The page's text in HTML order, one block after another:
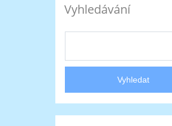
Vyhledávání